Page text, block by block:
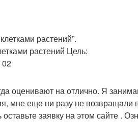
оценивают на отлично. Я
мне еще ни разу не
заявку на этом сайте .